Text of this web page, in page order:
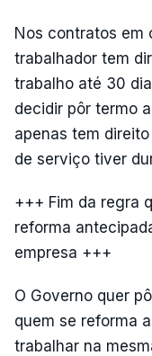
Nos contratos em
trabalhador tem
trabalho até 30
decidir pôr termo
apenas tem
de serviço tiver
+++ Fim da regra
reforma
empresa +++
O Governo quer
quem se reforma
trabalhar na